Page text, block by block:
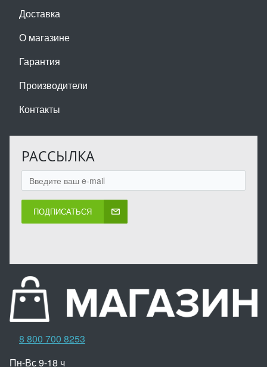
Доставка
О магазине
Гарантия
Производители
Контакты
РАССЫЛКА
ПОДПИСАТЬСЯ
8 800 700 8253
Пн-Вс 9-18 ч